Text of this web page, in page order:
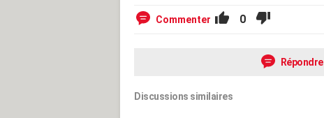
Commenter 0
Répondre
Discussions similaires